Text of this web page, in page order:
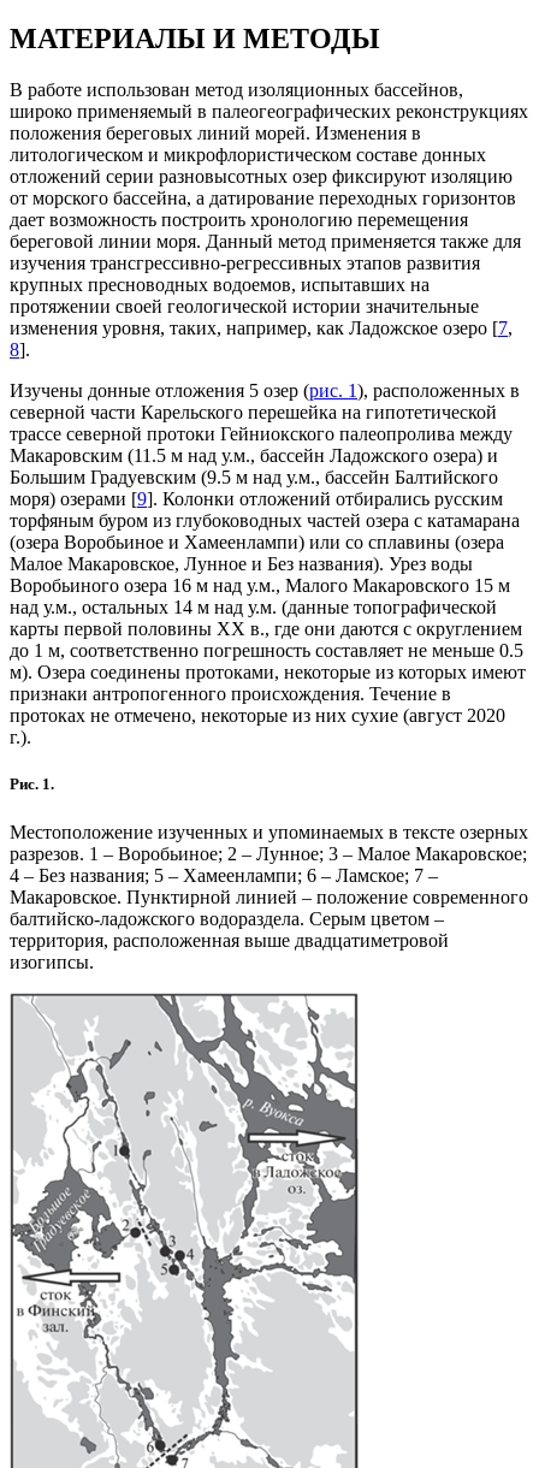
МАТЕРИАЛЫ И МЕТОДЫ
В работе использован метод изоляционных бассейнов,
широко применяемый в палеогеографических реконструкциях
положения береговых линий морей. Изменения в
литологическом и микрофлористическом составе донных
отложений серии разновысотных озер фиксируют изоляцию
от морского бассейна, а датирование переходных горизонтов
дает возможность построить хронологию перемещения
береговой линии моря. Данный метод применяется также для
изучения трансгрессивно-регрессивных этапов развития
крупных пресноводных водоемов, испытавших на
протяжении своей геологической истории значительные
изменения уровня, таких, например, как Ладожское озеро [7,
8].
Изучены донные отложения 5 озер (рис. 1), расположенных в
северной части Карельского перешейка на гипотетической
трассе северной протоки Гейниокского палеопролива между
Макаровским (11.5 м над у.м., бассейн Ладожского озера) и
Большим Градуевским (9.5 м над у.м., бассейн Балтийского
моря) озерами [9]. Колонки отложений отбирались русским
торфяным буром из глубоководных частей озера с катамарана
(озера Воробьиное и Хамеенлампи) или со сплавины (озера
Малое Макаровское, Лунное и Без названия). Урез воды
Воробьиного озера 16 м над у.м., Малого Макаровского 15 м
над у.м., остальных 14 м над у.м. (данные топографической
карты первой половины ХХ в., где они даются с округлением
до 1 м, соответственно погрешность составляет не меньше 0.5
м). Озера соединены протоками, некоторые из которых имеют
признаки антропогенного происхождения. Течение в
протоках не отмечено, некоторые из них сухие (август 2020
г.).
Рис. 1.
Местоположение изученных и упоминаемых в тексте озерных
разрезов. 1 – Воробьиное; 2 – Лунное; 3 – Малое Макаровское;
4 – Без названия; 5 – Хамеенлампи; 6 – Ламское; 7 –
Макаровское. Пунктирной линией – положение современного
балтийско-ладожского водораздела. Серым цветом –
территория, расположенная выше двадцатиметровой
изогипсы.